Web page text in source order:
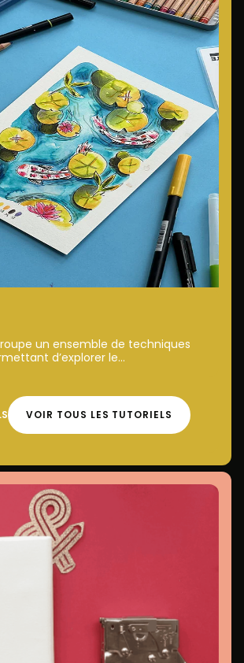
un ensemble de techniques
d’explorer le...
VOIR TOUS LES TUTORIELS